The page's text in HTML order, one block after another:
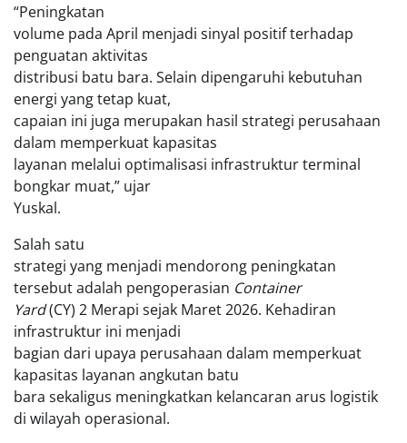
“Peningkatan
volume pada April menjadi sinyal positif terhadap
penguatan aktivitas
distribusi batu bara. Selain dipengaruhi kebutuhan
energi yang tetap kuat,
capaian ini juga merupakan hasil strategi perusahaan
dalam memperkuat kapasitas
layanan melalui optimalisasi infrastruktur terminal
bongkar muat,” ujar
Yuskal.
Salah satu
strategi yang menjadi mendorong peningkatan
tersebut adalah pengoperasian Container
Yard(CY) 2 Merapi sejak Maret 2026. Kehadiran
infrastruktur ini menjadi
bagian dari upaya perusahaan dalam memperkuat
kapasitas layanan angkutan batu
bara sekaligus meningkatkan kelancaran arus logistik
di wilayah operasional.